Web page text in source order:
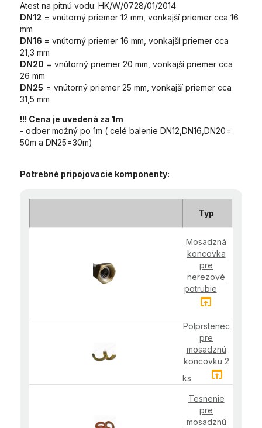
Atest na pitnú vodu: HK/W/0728/01/2014
DN12 = vnútorný priemer 12 mm, vonkajší priemer cca 16
mm
DN16 = vnútorný priemer 16 mm, vonkajší priemer cca
21,3 mm
DN20 = vnútorný priemer 20 mm, vonkajší priemer cca
26 mm
DN25 = vnútorný priemer 25 mm, vonkajší priemer cca
31,5 mm
!!! Cena je uvedená za 1m
- odber možný po 1m ( celé balenie DN12,DN16,DN20=
50m a DN25=30m)
Potrebné pripojovacie komponenty:
Typ
Mosadzná
koncovka
pre
nerezové
potrubie
open_in_browser
Polprstenec
pre
mosadznú
koncovku 2
ks
open_in_browser
Tesnenie
pre
mosadznú